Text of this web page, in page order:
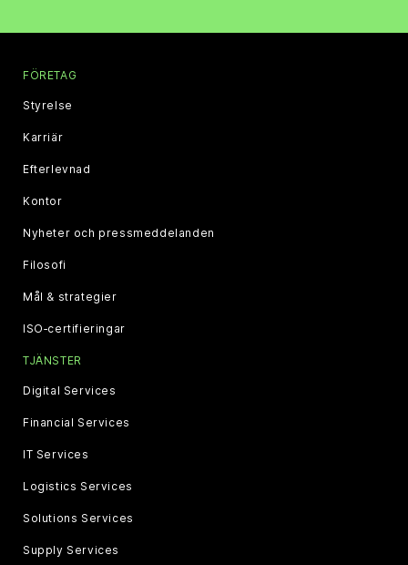
FÖRETAG
Styrelse
Karriär
Efterlevnad
Kontor
Nyheter och pressmeddelanden
Filosofi
Mål & strategier
ISO‑certifieringar
TJÄNSTER
Digital Services
Financial Services
IT Services
Logistics Services
Solutions Services
Supply Services